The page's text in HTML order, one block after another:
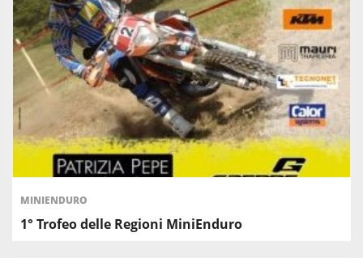
MINIENDURO
1° Trofeo delle Regioni MiniEnduro